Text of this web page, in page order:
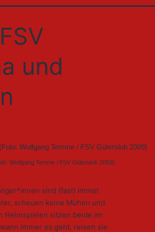
und
Wolfgang Temme / FSV Gütersloh 2009)
sind (fast) immer
scheuen keine Mühen und
Heimspielen sitzen beide im
immer es geht, reisen sie